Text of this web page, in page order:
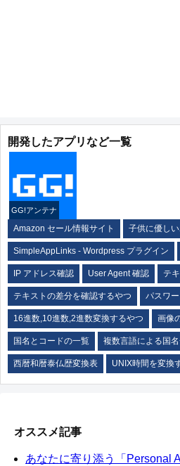
開発したアプリなど一覧
GG!アンテナ
Amazon セール情報サイト 子供に優し
SimpleAppLinks - Wordpress プラグイン
IP アドレス確認 User Agent 確認 テ
テキストの差分を確認するやつ パスワ
16進数,10進数,2進数変換するやつ 画像
国名とコードの一覧 複数言語による国
西暦和暦泰仏歴変換表 UNIX時間を変換
オススメ記事
あなたに寄り添う「Personal